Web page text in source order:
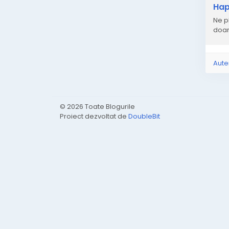
Ne
© 2026 Toate Blogurile
Proiect dezvoltat de DoubleBit